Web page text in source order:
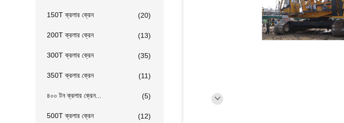
150T ক্রলার ক্রেন (20)
200T ক্রলার ক্রেন (13)
300T ক্রলার ক্রেন (35)
350T ক্রলার ক্রেন (11)
৪০০ টন ক্রলার ক্রেন... (5)
500T ক্রলার ক্রেন (12)